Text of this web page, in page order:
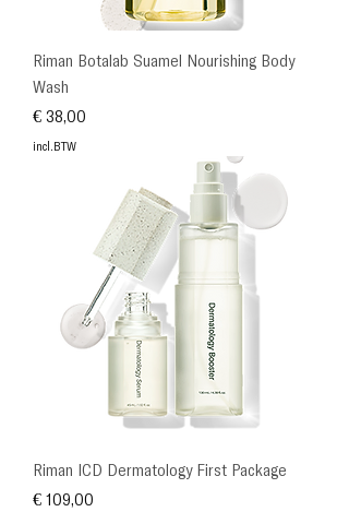
Riman Botalab Suamel Nourishing Body
Wash
Prijs
€ 38,00
incl.BTW
Riman ICD Dermatology First Package
Prijs
€ 109,00